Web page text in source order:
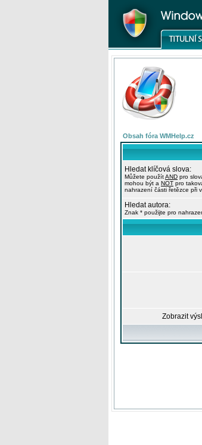
Obsah fóra WMHelp.cz
Hledat klíčová slova:
Můžete použítAND pro
mohou být a NOT pro
nahrazení části řetězce při
Hledat autora:
Znak * použijte pro
Zobrazit